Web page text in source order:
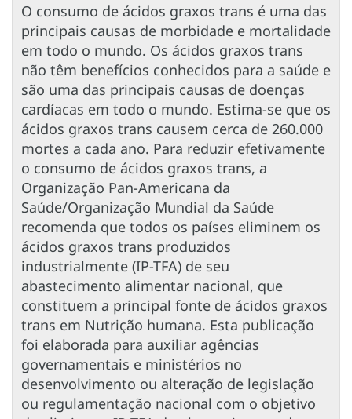
O consumo de ácidos graxos trans é uma das
principais causas de morbidade e mortalidade
em todo o mundo. Os ácidos graxos trans
não têm benefícios conhecidos para a saúde e
são uma das principais causas de doenças
cardíacas em todo o mundo. Estima-se que os
ácidos graxos trans causem cerca de 260.000
mortes a cada ano. Para reduzir efetivamente
o consumo de ácidos graxos trans, a
Organização Pan-Americana da
Saúde/Organização Mundial da Saúde
recomenda que todos os países eliminem os
ácidos graxos trans produzidos
industrialmente (IP-TFA) de seu
abastecimento alimentar nacional, que
constituem a principal fonte de ácidos graxos
trans em Nutrição humana. Esta publicação
foi elaborada para auxiliar agências
governamentais e ministérios no
desenvolvimento ou alteração de legislação
ou regulamentação nacional com o objetivo